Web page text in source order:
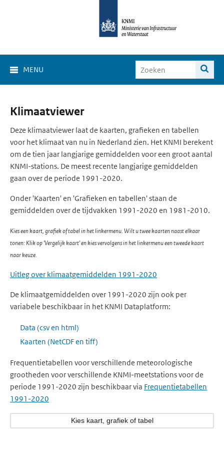
MENU
Klimaat
Viewer
Klimaatviewer
Deze klimaatviewer laat de kaarten, grafieken en tabellen
voor het klimaat van nu in Nederland zien. Het KNMI berekent
om de tien jaar langjarige gemiddelden voor een groot aantal
KNMI-stations. De meest recente langjarige gemiddelden
gaan over de periode 1991-2020.
Onder 'Kaarten' en 'Grafieken en tabellen' staan de
gemiddelden over de tijdvakken 1991-2020 en 1981-2010.
Kies een kaart, grafiek of tabel in het linkermenu. Wilt u twee kaarten naast elkaar
tonen: Klik op 'Vergelijk kaart' en kies vervolgens in het linkermenu een tweede kaart
naar keuze.
Uitleg over klimaatgemiddelden 1991-2020
De klimaatgemiddelden over 1991-2020 zijn ook per
variabele beschikbaar in het KNMI Dataplatform:
Data (csv en html)
Kaarten (NetCDF en tiff)
Frequentietabellen voor verschillende meteorologische
grootheden voor verschillende KNMI-meetstations voor de
periode 1991-2020 zijn beschikbaar via Frequentietabellen
1991-2020
Kies kaart, grafiek of tabel